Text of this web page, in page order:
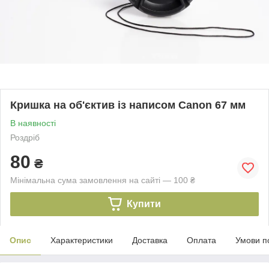
Кришка на об'єктив із написом Canon 67 мм
В наявності
Роздріб
80 ₴
Мінімальна сума замовлення на сайті — 100 ₴
Купити
Опис Характеристики Доставка Оплата Умови